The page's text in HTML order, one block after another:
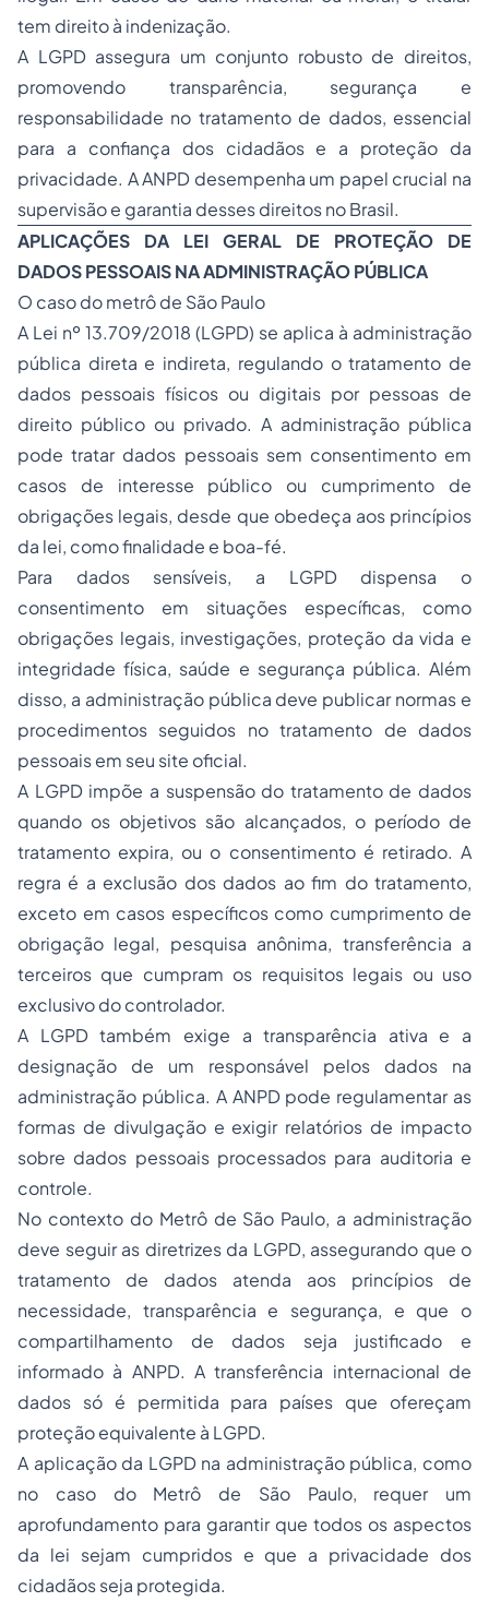
tem direito à indenização.
A LGPD assegura um conjunto robusto de direitos,
promovendo transparência, segurança e
responsabilidade no tratamento de dados, essencial
para a confiança dos cidadãos e a proteção da
privacidade. A ANPD desempenha um papel crucial na
supervisão e garantia desses direitos no Brasil.
APLICAÇÕES DA LEI GERAL DE PROTEÇÃO DE
DADOS PESSOAIS NA ADMINISTRAÇÃO PÚBLICA
O caso do metrô de São Paulo
A Lei nº 13.709/2018 (LGPD) se aplica à administração
pública direta e indireta, regulando o tratamento de
dados pessoais físicos ou digitais por pessoas de
direito público ou privado. A administração pública
pode tratar dados pessoais sem consentimento em
casos de interesse público ou cumprimento de
obrigações legais, desde que obedeça aos princípios
da lei, como finalidade e boa-fé.
Para dados sensíveis, a LGPD dispensa o
consentimento em situações específicas, como
obrigações legais, investigações, proteção da vida e
integridade física, saúde e segurança pública. Além
disso, a administração pública deve publicar normas e
procedimentos seguidos no tratamento de dados
pessoais em seu site oficial.
A LGPD impõe a suspensão do tratamento de dados
quando os objetivos são alcançados, o período de
tratamento expira, ou o consentimento é retirado. A
regra é a exclusão dos dados ao fim do tratamento,
exceto em casos específicos como cumprimento de
obrigação legal, pesquisa anônima, transferência a
terceiros que cumpram os requisitos legais ou uso
exclusivo do controlador.
A LGPD também exige a transparência ativa e a
designação de um responsável pelos dados na
administração pública. A ANPD pode regulamentar as
formas de divulgação e exigir relatórios de impacto
sobre dados pessoais processados para auditoria e
controle.
No contexto do Metrô de São Paulo, a administração
deve seguir as diretrizes da LGPD, assegurando que o
tratamento de dados atenda aos princípios de
necessidade, transparência e segurança, e que o
compartilhamento de dados seja justificado e
informado à ANPD. A transferência internacional de
dados só é permitida para países que ofereçam
proteção equivalente à LGPD.
A aplicação da LGPD na administração pública, como
no caso do Metrô de São Paulo, requer um
aprofundamento para garantir que todos os aspectos
da lei sejam cumpridos e que a privacidade dos
cidadãos seja protegida.